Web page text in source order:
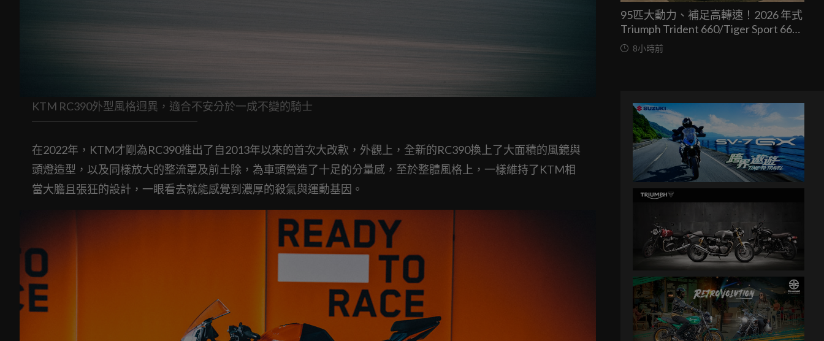
KTM RC390外型風格迥異，適合不安分於一成不變的騎士
在2022年，KTM才剛為RC390推出了自2013年以來的首次大改款，外觀上，全新的RC390換上了大面積的風鏡與
頭燈造型，以及同樣放大的整流罩及前土除，為車頭營造了十足的分量感，至於整體風格上，一樣維持了KTM相
當大膽且張狂的設計，一眼看去就能感覺到濃厚的殺氣與運動基因。
95匹大動力、補足高轉速！2026 年式
Triumph Trident 660/Tiger Sport 660
兩車均一價 39.9 萬台灣發表
8小時前